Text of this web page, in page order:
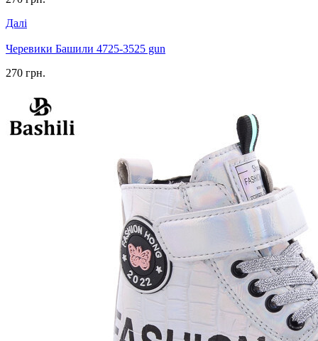
Далі
Черевики Башили 4725-3525 gun
270 грн.